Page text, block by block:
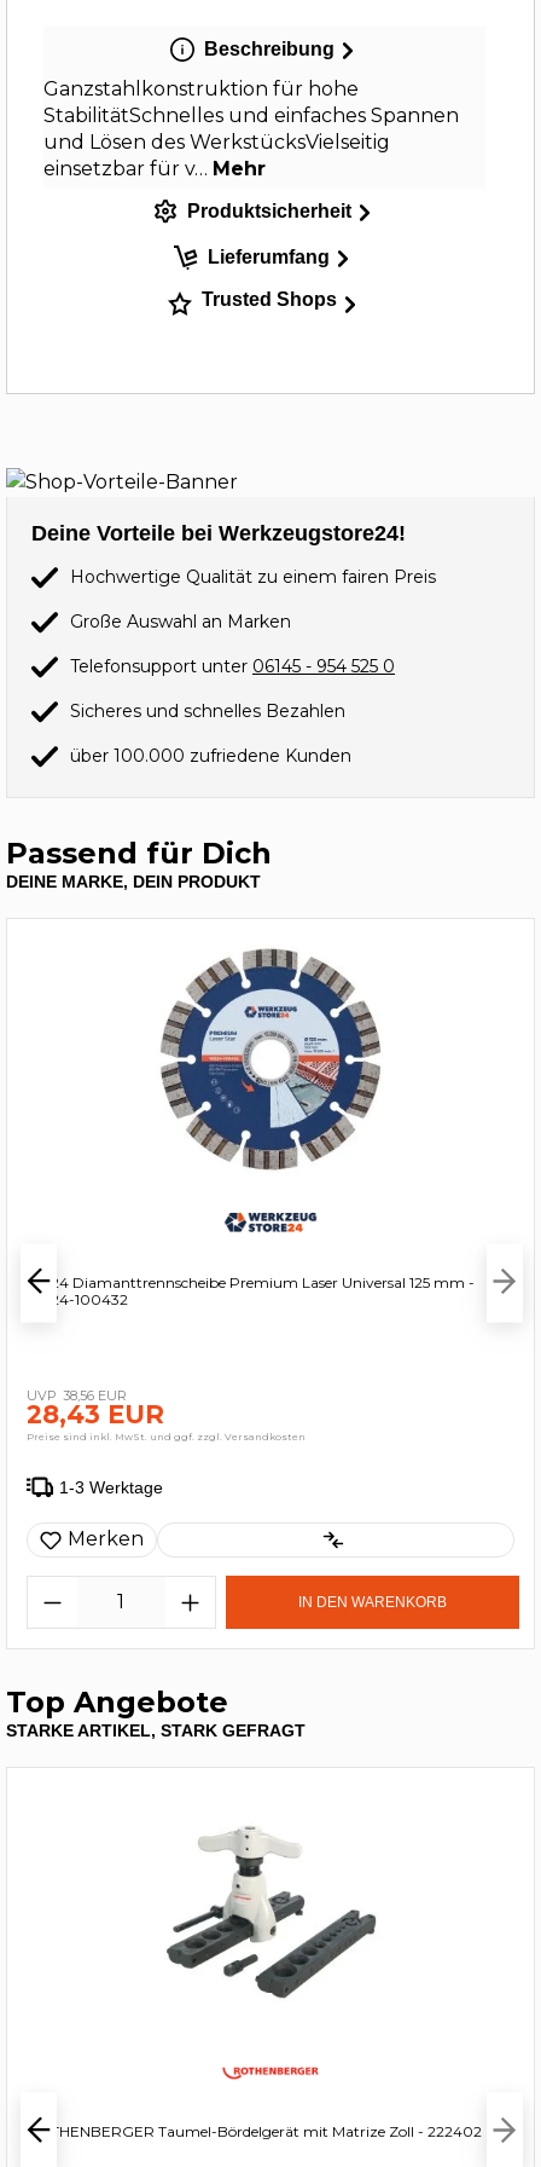
Beschreibung
Ganzstahlkonstruktion für hohe
StabilitätSchnelles und einfaches Spannen
und Lösen des WerkstücksVielseitig
einsetzbar für v… Mehr
Produktsicherheit
Lieferumfang
Trusted Shops
Deine Vorteile bei Werkzeugstore24!
Hochwertige Qualität zu einem fairen Preis
Große Auswahl an Marken
Telefonsupport unter 06145 - 954 525 0
Sicheres und schnelles Bezahlen
über 100.000 zufriedene Kunden
Passend für Dich
DEINE MARKE, DEIN PRODUKT
WS24 Diamanttrennscheibe Premium Laser Universal 125 mm -
WS24-100432
38,56 EUR
28,43 EUR
Preise sind inkl. MwSt. und ggf. zzgl. Versandkosten
1-3 Werktage
Merken
IN DEN WARENKORB
Top Angebote
STARKE ARTIKEL, STARK GEFRAGT
ROTHENBERGER Taumel-Bördelgerät mit Matrize Zoll - 222402